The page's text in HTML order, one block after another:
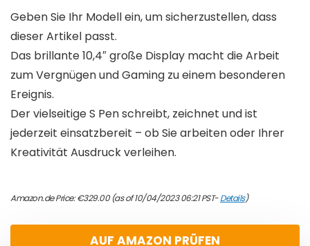
Geben Sie Ihr Modell ein, um sicherzustellen, dass
dieser Artikel passt.
Das brillante 10,4″ große Display macht die Arbeit
zum Vergnügen und Gaming zu einem besonderen
Ereignis.
Der vielseitige S Pen schreibt, zeichnet und ist
jederzeit einsatzbereit – ob Sie arbeiten oder Ihrer
Kreativität Ausdruck verleihen.
Amazon.de Price:€329.00(as of 10/04/2023 06:21 PST-Details)
AUF AMAZON PRÜFEN